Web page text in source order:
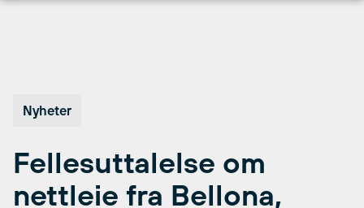
Nyheter
Fellesuttalelse om
nettleie fra Bellona,